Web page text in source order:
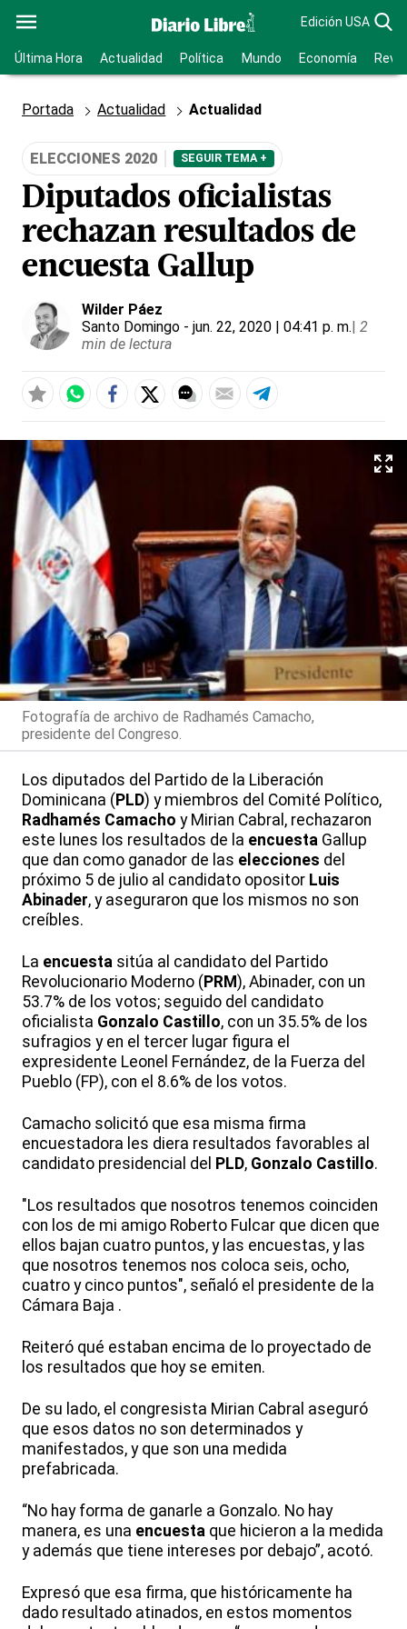
Edición USA
Última Hora Actualidad Política Mundo Economía
Portada Actualidad Actualidad
ELECCIONES 2020 SEGUIR TEMA +
Diputados oficialistas
rechazan resultados de
encuesta Gallup
Wilder Páez
Santo Domingo - jun. 22, 2020 | 04:41 p. m.| 2
min de lectura
Fotografía de archivo de Radhamés Camacho,
presidente del Congreso.
Los diputados del Partido de la Liberación
Dominicana ( PLD) y miembros del Comité Político,
Radhamés Camacho y Mirian Cabral, rechazaron
este lunes los resultados de la encuesta Gallup
que dan como ganador de las elecciones del
próximo 5 de julio al candidato opositor Luis
Abinader, y aseguraron que los mismos no son
creíbles.
La encuesta sitúa al candidato del Partido
Revolucionario Moderno ( PRM ), Abinader, con un
53.7% de los votos; seguido del candidato
oficialista Gonzalo Castillo, con un 35.5% de los
sufragios y en el tercer lugar figura el
expresidente Leonel Fernández, de la Fuerza del
Pueblo (FP), con el 8.6% de los votos.
Camacho solicitó que esa misma firma
encuestadora les diera resultados favorables al
candidato presidencial del PLD, Gonzalo Castillo.
"Los resultados que nosotros tenemos coinciden
con los de mi amigo Roberto Fulcar que dicen que
ellos bajan cuatro puntos, y las encuestas, y las
que nosotros tenemos nos coloca seis, ocho,
cuatro y cinco puntos", señaló el presidente de la
Cámara Baja .
Reiteró qué estaban encima de lo proyectado de
los resultados que hoy se emiten.
De su lado, el congresista Mirian Cabral aseguró
que esos datos no son determinados y
manifestados, y que son una medida
prefabricada.
“No hay forma de ganarle a Gonzalo. No hay
manera, es una encuesta que hicieron a la medida
y además que tiene intereses por debajo”, acotó.
Expresó que esa firma, que históricamente ha
dado resultado atinados, en estos momentos